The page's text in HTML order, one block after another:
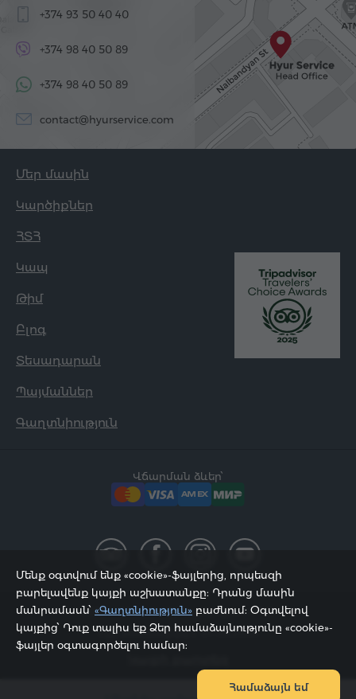
+374 93 50 40 40
+374 98 40 50 89
+374 98 40 50 89
contact@hyurservice.com
Մեր մասին
Կարծիքներ
ՀՏՀ
Կապ
Թիմ
Բլոգ
Տեսադարան
Պայմաններ
Գաղտնիություն
Վճարման ձևեր՝
2002 - 2026, © «Հյուր Սերվիս» ՍՊԸ;
Էջը թարմացվել է 07.08.2026
Մենք օգտվում ենք «cookie»-ֆայլերից, որպեսզի
բարելավենք կայքի աշխատանքը: Դրանց մասին
մանրամասն՝ «Գաղտնիություն» բաժնում: Օգտվելով
կայքից՝ Դուք տալիս եք Ձեր համաձայնությունը «cookie»-
ֆայլեր օգտագործելու համար:
Համաձայն եմ